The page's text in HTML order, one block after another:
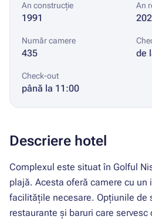
An construcție
1991
An
Număr camere
435 de
Check-out
până la 11:00
Descriere hotel
Complexul este situat în Golful
plajă. Acesta oferă camere cu un
facilitățile necesare. Opțiunile de
restaurante și baruri care